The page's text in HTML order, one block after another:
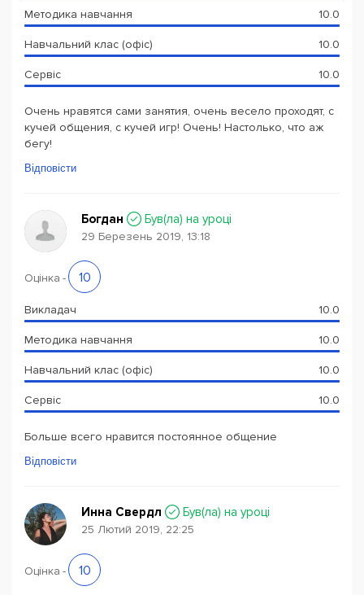
Методика навчання 10.0
Навчальний клас (офіс) 10.0
Сервіс 10.0
Очень нравятся сами занятия, очень весело проходят, с
кучей общения, с кучей игр! Очень! Настолько, что аж
бегу!
Відповісти
Богдан Був(ла) на уроці
29 Березень 2019, 13:18
Оцінка - 10
Викладач 10.0
Методика навчання 10.0
Навчальний клас (офіс) 10.0
Сервіс 10.0
Больше всего нравится постоянное общение
Відповісти
Инна Свердл Був(ла) на уроці
25 Лютий 2019, 22:25
Оцінка - 10